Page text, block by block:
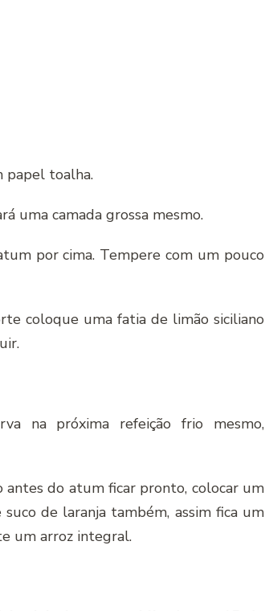
papel toalha.
uma camada grossa mesmo.
por cima. Tempere com um pouco
coloque uma fatia de limão siciliano
na próxima refeição frio mesmo,
antes do atum ficar pronto, colocar um
de laranja também, assim fica um
um arroz integral.